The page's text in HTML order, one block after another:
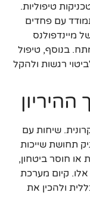
טיפוליות.
עם פחדים
מיינדפולנס
בנוסף, טיפול
רגשות ולהקל
שיחות עם
תחושת שייכות
או חוסר ביטחון,
קיום מערכת
ולהכין את